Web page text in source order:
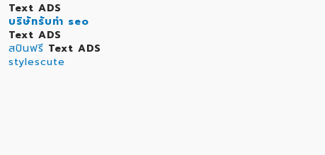
Text ADS
บริษัทรับทำ seo
Text ADS
สปินฟรี Text ADS
stylescute